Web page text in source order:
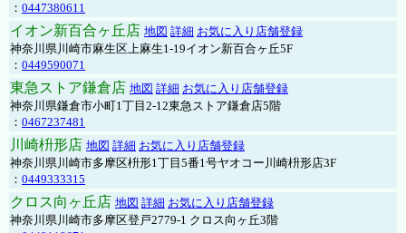
： 0447380611
イオン新百合ヶ丘店 地図 詳細 お気に入り店舗登録
神奈川県川崎市麻生区上麻生1-19イオン新百合ヶ丘5F
： 0449590071
東急ストア鎌倉店 地図 詳細 お気に入り店舗登録
神奈川県鎌倉市小町1丁目2-12東急ストア鎌倉店5階
： 0467237481
川崎枡形店 地図 詳細 お気に入り店舗登録
神奈川県川崎市多摩区枡形1丁目5番1号ヤオコー川崎枡形店3F
： 0449333315
クロス向ヶ丘店 地図 詳細 お気に入り店舗登録
神奈川県川崎市多摩区登戸2779-1 クロス向ヶ丘3階